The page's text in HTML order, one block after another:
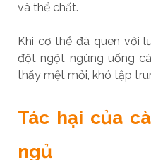
và thể chất.
Khi cơ thể đã quen với
đột ngột ngừng uống
thấy mệt mỏi, khó tập
Tác hại của
ngủ